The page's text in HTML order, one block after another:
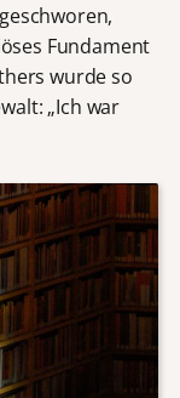
Fundament
wurde so
„Ich war